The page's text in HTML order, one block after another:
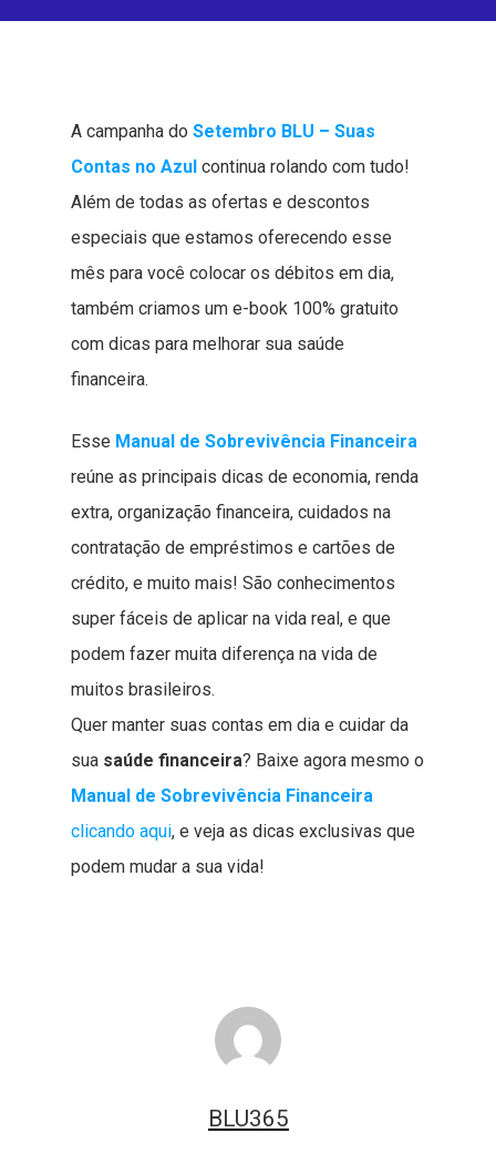
A campanha do Setembro BLU – Suas
Contas no Azul continua rolando com tudo!
Além de todas as ofertas e descontos
especiais que estamos oferecendo esse
mês para você colocar os débitos em dia,
também criamos um e-book 100% gratuito
com dicas para melhorar sua saúde
financeira.
Esse Manual de Sobrevivência Financeira
reúne as principais dicas de economia, renda
extra, organização financeira, cuidados na
contratação de empréstimos e cartões de
crédito, e muito mais! São conhecimentos
super fáceis de aplicar na vida real, e que
podem fazer muita diferença na vida de
muitos brasileiros.
Quer manter suas contas em dia e cuidar da
sua saúde financeira? Baixe agora mesmo o
Manual de Sobrevivência Financeira
clicando aqui, e veja as dicas exclusivas que
podem mudar a sua vida!
BLU365